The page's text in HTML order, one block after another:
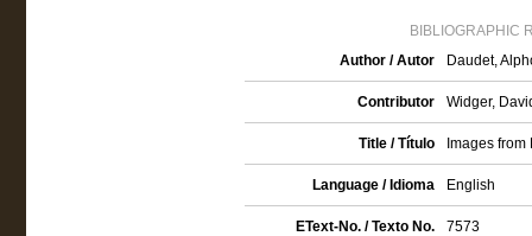
BIBLIOGRAPHIC
Author / Autor
Daudet,
Contributor Widger,
Title / Título Images
Language / Idioma English
EText-No. / Texto No. 7573